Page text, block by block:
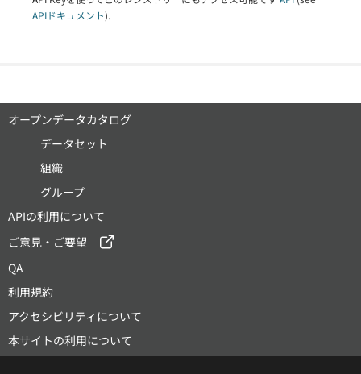
APIドキュメント).
オープンデータカタログ
データセット
組織
グループ
APIの利用について
ご意見・ご要望
QA
利用規約
アクセシビリティについて
本サイトの利用について